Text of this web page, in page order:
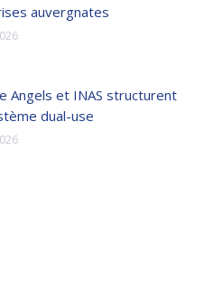
auvergnates
Angels et INAS structurent
dual-use